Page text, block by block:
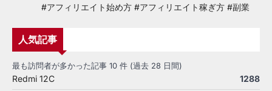
#アフィリエイト始め方 #アフィリエイト稼ぎ方 #副業
人気記事
最も訪問者が多かった記事 10 件 (過去 28 日間)
Redmi 12C 1288